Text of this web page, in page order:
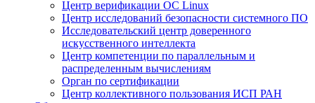
Центр верификации ОС Linux
Центр исследований безопасности системного ПО
Исследовательский центр доверенного
искусственного интеллекта
Центр компетенции по параллельным и
распределенным вычислениям
Орган по сертификации
Центр коллективного пользования ИСП РАН